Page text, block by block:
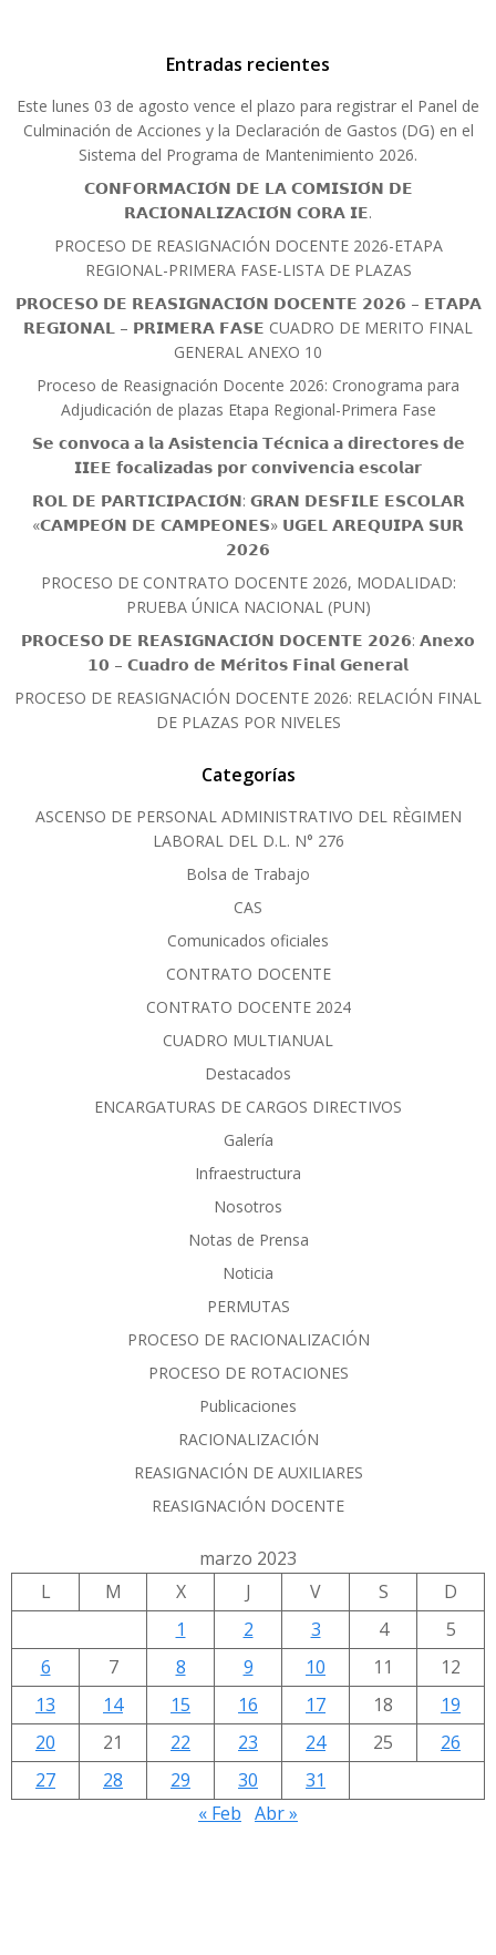
Entradas recientes
Este lunes 03 de agosto vence el plazo para registrar el Panel de
Culminación de Acciones y la Declaración de Gastos (DG) en el
Sistema del Programa de Mantenimiento 2026.
𝗖𝗢𝗡𝗙𝗢𝗥𝗠𝗔𝗖𝗜𝗢́𝗡 𝗗𝗘 𝗟𝗔 𝗖𝗢𝗠𝗜𝗦𝗜𝗢́𝗡 𝗗𝗘
𝗥𝗔𝗖𝗜𝗢𝗡𝗔𝗟𝗜𝗭𝗔𝗖𝗜𝗢́𝗡 𝗖𝗢𝗥𝗔 𝗜𝗘.
PROCESO DE REASIGNACIÓN DOCENTE 2026-ETAPA
REGIONAL-PRIMERA FASE-LISTA DE PLAZAS
𝗣𝗥𝗢𝗖𝗘𝗦𝗢 𝗗𝗘 𝗥𝗘𝗔𝗦𝗜𝗚𝗡𝗔𝗖𝗜𝗢́𝗡 𝗗𝗢𝗖𝗘𝗡𝗧𝗘 𝟮𝟬𝟮𝟲 – 𝗘𝗧𝗔𝗣𝗔
𝗥𝗘𝗚𝗜𝗢𝗡𝗔𝗟 – 𝗣𝗥𝗜𝗠𝗘𝗥𝗔 𝗙𝗔𝗦𝗘 CUADRO DE MERITO FINAL
GENERAL ANEXO 10
Proceso de Reasignación Docente 2026: Cronograma para
Adjudicación de plazas Etapa Regional-Primera Fase
𝗦𝗲 𝗰𝗼𝗻𝘃𝗼𝗰𝗮 𝗮 𝗹𝗮 𝗔𝘀𝗶𝘀𝘁𝗲𝗻𝗰𝗶𝗮 𝗧𝗲́𝗰𝗻𝗶𝗰𝗮 𝗮 𝗱𝗶𝗿𝗲𝗰𝘁𝗼𝗿𝗲𝘀 𝗱𝗲
𝗜𝗜𝗘𝗘 𝗳𝗼𝗰𝗮𝗹𝗶𝘇𝗮𝗱𝗮𝘀 𝗽𝗼𝗿 𝗰𝗼𝗻𝘃𝗶𝘃𝗲𝗻𝗰𝗶𝗮 𝗲𝘀𝗰𝗼𝗹𝗮𝗿
𝗥𝗢𝗟 𝗗𝗘 𝗣𝗔𝗥𝗧𝗜𝗖𝗜𝗣𝗔𝗖𝗜𝗢́𝗡: 𝗚𝗥𝗔𝗡 𝗗𝗘𝗦𝗙𝗜𝗟𝗘 𝗘𝗦𝗖𝗢𝗟𝗔𝗥
«𝗖𝗔𝗠𝗣𝗘𝗢́𝗡 𝗗𝗘 𝗖𝗔𝗠𝗣𝗘𝗢𝗡𝗘𝗦» 𝗨𝗚𝗘𝗟 𝗔𝗥𝗘𝗤𝗨𝗜𝗣𝗔 𝗦𝗨𝗥
𝟮𝟬𝟮𝟲
PROCESO DE CONTRATO DOCENTE 2026, MODALIDAD:
PRUEBA ÚNICA NACIONAL (PUN)
𝗣𝗥𝗢𝗖𝗘𝗦𝗢 𝗗𝗘 𝗥𝗘𝗔𝗦𝗜𝗚𝗡𝗔𝗖𝗜𝗢́𝗡 𝗗𝗢𝗖𝗘𝗡𝗧𝗘 𝟮𝟬𝟮𝟲: 𝗔𝗻𝗲𝘅𝗼
𝟭𝟬 – 𝗖𝘂𝗮𝗱𝗿𝗼 𝗱𝗲 𝗠𝗲́𝗿𝗶𝘁𝗼𝘀 𝗙𝗶𝗻𝗮𝗹 𝗚𝗲𝗻𝗲𝗿𝗮𝗹
PROCESO DE REASIGNACIÓN DOCENTE 2026: RELACIÓN FINAL
DE PLAZAS POR NIVELES
Categorías
ASCENSO DE PERSONAL ADMINISTRATIVO DEL RÈGIMEN
LABORAL DEL D.L. N° 276
Bolsa de Trabajo
CAS
Comunicados oficiales
CONTRATO DOCENTE
CONTRATO DOCENTE 2024
CUADRO MULTIANUAL
Destacados
ENCARGATURAS DE CARGOS DIRECTIVOS
Galería
Infraestructura
Nosotros
Notas de Prensa
Noticia
PERMUTAS
PROCESO DE RACIONALIZACIÓN
PROCESO DE ROTACIONES
Publicaciones
RACIONALIZACIÓN
REASIGNACIÓN DE AUXILIARES
REASIGNACIÓN DOCENTE
marzo 2023
L
M X J V S
D
1
2 3 4
5
6
7 8 9 10 11
12
13
14 15 16 17 18
19
20
21 22 23 24 25
26
27
28 29 30
31
« Feb Abr »